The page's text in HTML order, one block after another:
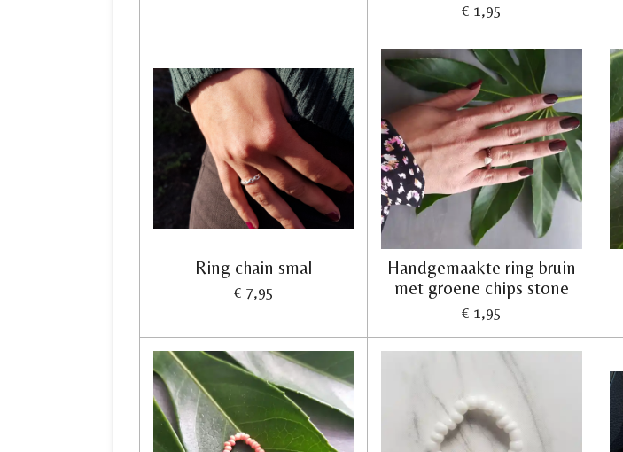
€ 1,95
Ring chain smal
€ 7,95
Handgemaakte ring bruin
met groene chips stone
€ 1,95